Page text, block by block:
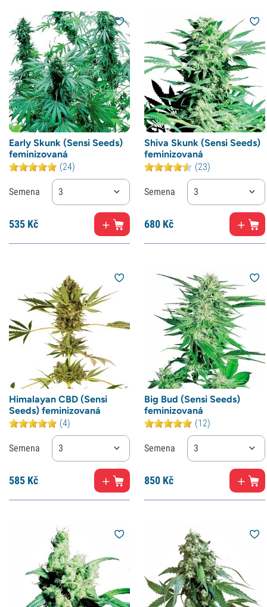
Early Skunk (Sensi Seeds)
feminizovaná
(24)
Semena 3
535 Kč
Shiva Skunk (Sensi Seeds)
feminizovaná
(23)
Semena 3
680 Kč
Himalayan CBD (Sensi
Seeds) feminizovaná
(4)
Semena 3
585 Kč
Big Bud (Sensi Seeds)
feminizovaná
(12)
Semena 3
850 Kč